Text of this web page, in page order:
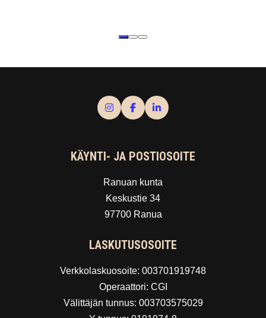
KÄYNTI- JA POSTIOSOITE
Ranuan kunta
Keskustie 34
97700 Ranua
LASKUTUSOSOITE
Verkkolaskuosoite: 003701919748
Operaattori: CGI
Välittäjän tunnus: 003703575029